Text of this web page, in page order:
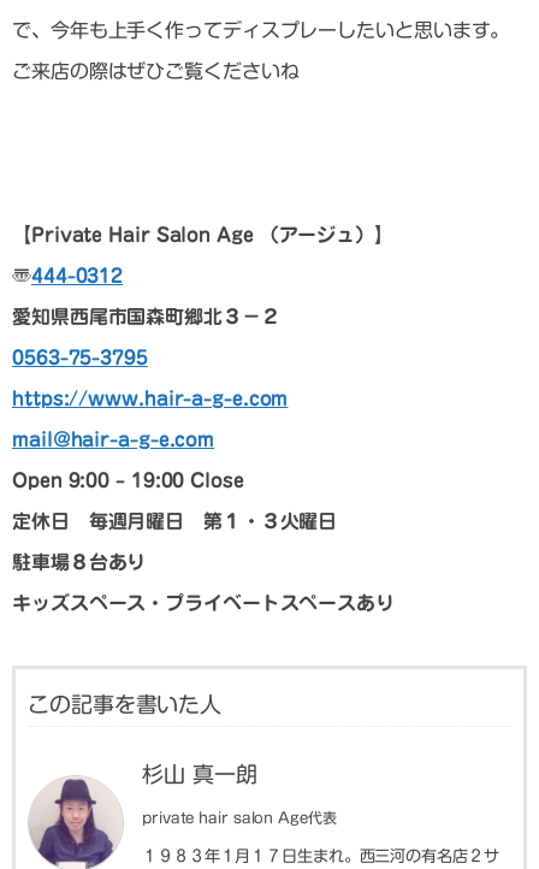
で、今年も上手く作ってディスプレーしたいと思います。
ご来店の際はぜひご覧くださいね
【Private Hair Salon Age （アージュ） 】
〠444-0312
愛知県西尾市国森町郷北３－２
0563-75-3795
https://www.hair-a-g-e.com
mail@hair-a-g-e.com
Open 9:00 – 19:00 Close
定休日 毎週月曜日 第１・３火曜日
駐車場８台あり
キッズスペース・プライベートスペースあり
この記事を書いた人
杉山 真一朗
private hair salon Age代表
１９８３年１月１７日生まれ。西三河の有名店２サ